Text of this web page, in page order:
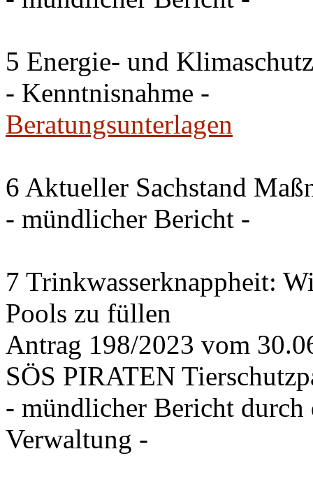
5 Energie- und
- Kenntnisnahme -
Beratungsunterlagen
6 Aktueller Sachstand
- mündlicher Bericht -
7 Trinkwasserknappheit:
Pools zu füllen
Antrag 198/2023 vom
SÖS PIRATEN
- mündlicher Bericht
Verwaltung -